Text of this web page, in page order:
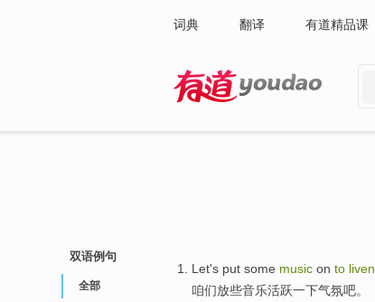
词典 翻译 有道精品课
双语例句
全部
Let's put some music on to liven
咱们放些音乐活跃一下气氛吧。